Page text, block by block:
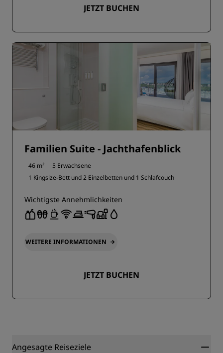
JETZT BUCHEN
Familien Suite - Jachthafenblick
46 m²
5 Erwachsene
1 Kingsize-Bett und2 Einzelbetten und 1 Schlafcouch
Wichtigste Annehmlichkeiten
WEITERE INFORMATIONEN
JETZT BUCHEN
Angesagte Reiseziele